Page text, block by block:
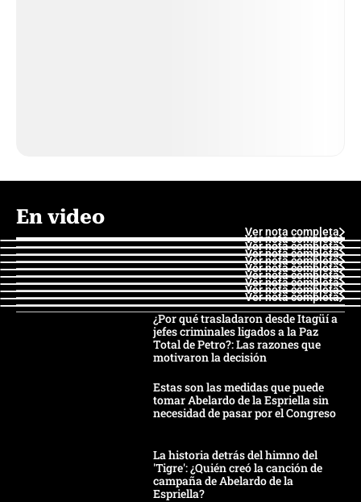
En video
Ver nota completa
Ver nota completa
Ver nota completa
Ver nota completa
Ver nota completa
Ver nota completa
Ver nota completa
Ver nota completa
Ver nota completa
Ver nota completa
¿Por qué trasladaron desde Itagüí a
jefes criminales ligados a la Paz
Total de Petro?: Las razones que
motivaron la decisión
Estas son las medidas que puede
tomar Abelardo de la Espriella sin
necesidad de pasar por el Congreso
La historia detrás del himno del
'Tigre': ¿Quién creó la canción de
campaña de Abelardo de la
Espriella?